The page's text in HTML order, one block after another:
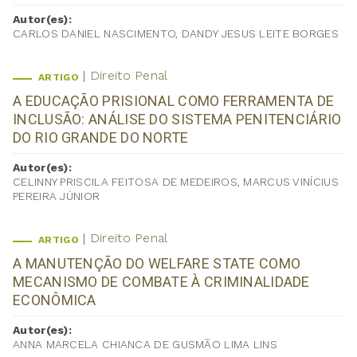
Autor(es):
CARLOS DANIEL NASCIMENTO, DANDY JESUS LEITE BORGES
ARTIGO Direito Penal
A EDUCAÇÃO PRISIONAL COMO FERRAMENTA DE
INCLUSÃO: ANÁLISE DO SISTEMA PENITENCIÁRIO
DO RIO GRANDE DO NORTE
Autor(es):
CELINNY PRISCILA FEITOSA DE MEDEIROS, MARCUS VINÍCIUS
PEREIRA JÚNIOR
ARTIGO Direito Penal
A MANUTENÇÃO DO WELFARE STATE COMO
MECANISMO DE COMBATE À CRIMINALIDADE
ECONÔMICA
Autor(es):
ANNA MARCELA CHIANCA DE GUSMÃO LIMA LINS